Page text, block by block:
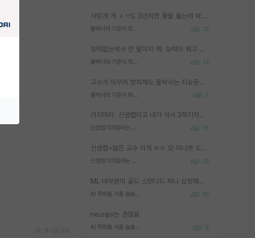
서당개 개 ㅅㄲ도 3년이면 풍월 읊는데 박사 5년 이상 대리고 있으면서 물된건 교수 탓 맞는ㄱ게 거기가 서당이 아니란 소리임
물박사의 기준이 뭐임? 12
능력없는박사 란 말이지 뭐. 능력이 뭐고 능력이 있다는게 뭔지는 사람마다 기준이 다르니까 얘기해봐야 서로 자기 기준만 얘기해서 논쟁이 끝이 안나고. 주위에서 능력있고 야심있는 신입생이 교수가 유의미한 피드백을 아예 안주면서 제대로된 과제에 참여해볼 기회도 제공하지 않고 잡일 뺑뺑이만 돌려서 맨날 단순작업만 하면서 밤새다가 눈빛이 점점 죽어가는걸 본 사람은 물박사는 교수탓이라고 하고, 교수는 이것저것 알려도 주고 기회도 주고 사수 동기 붙여주면서 어떻게든 끌고가려고 하는데 본인이 매일 뺀질거리면서 출근 하는둥마는둥 하다가 기껏 와서도 폰이나 쳐다보다가 실험 망치고 저녁약속있어서 먼저 가볼게요~ 하는걸 본 사람은 물박사는 본인탓이라고 함.
물박사의 기준이 뭐임? 13
교수가 아무리 방치해도 물박사는 지능문제고 본인 의지 문제임. 만물 교수탓 하는 애들이 이상한거임.
물박사의 기준이 뭐임? 7
가지마라. 신생랩이고 내가 석사 3학기차인데 최고참인데 나도 아무것도 모르는데 교수가 후배들 왜 논문 교육 안시키냐. 논문 왜 안 써오냐 닦달한다
신생랩가지말라는 이유가 있었구나 15
신생랩+젊은 교수 이게 ㄹㅇ 모 아니면 도인듯.
신생랩가지말라는 이유가 있었구나 13
ML 대부분이 골드 스탠다드 하나 상정해놓고 (벤치마크 데이터셋이 여러 개면 여러 개 상정) 그거 얼마나 잘 맞추나 싸움임 가끔 번뜩이는 설계 철학을 보여주는 논문들도 있지만 대부분 그거 성적 얼마나 더 올리느라에 혈안이 되어 있는 측면이 잇음
AI 학회들 거품 슬슬 지적이 나오네요 10
neurips는 괜찮음
AI 학회들 거품 슬슬 지적이 나오네요 9